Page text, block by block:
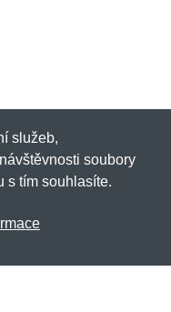
služeb,
soubory
s tím souhlasíte.